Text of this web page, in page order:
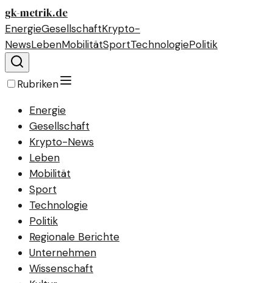
gk-metrik.de
EnergieGesellschaftKrypto-
NewsLebenMobilitätSportTechnologiePolitik
Rubriken
Energie
Gesellschaft
Krypto-News
Leben
Mobilität
Sport
Technologie
Politik
Regionale Berichte
Unternehmen
Wissenschaft